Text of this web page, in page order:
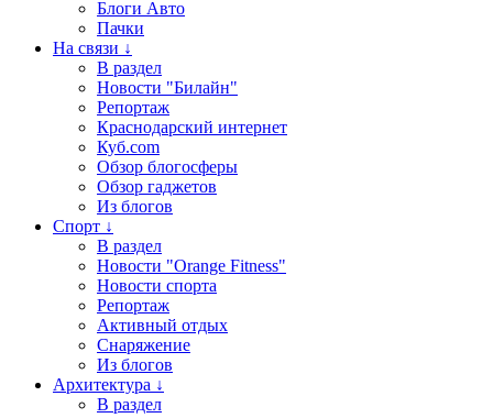
Блоги Авто
Пачки
На связи ↓
В раздел
Новости "Билайн"
Репортаж
Краснодарский интернет
Куб.com
Обзор блогосферы
Обзор гаджетов
Из блогов
Спорт ↓
В раздел
Новости "Orange Fitness"
Новости спорта
Репортаж
Активный отдых
Снаряжение
Из блогов
Архитектура ↓
В раздел